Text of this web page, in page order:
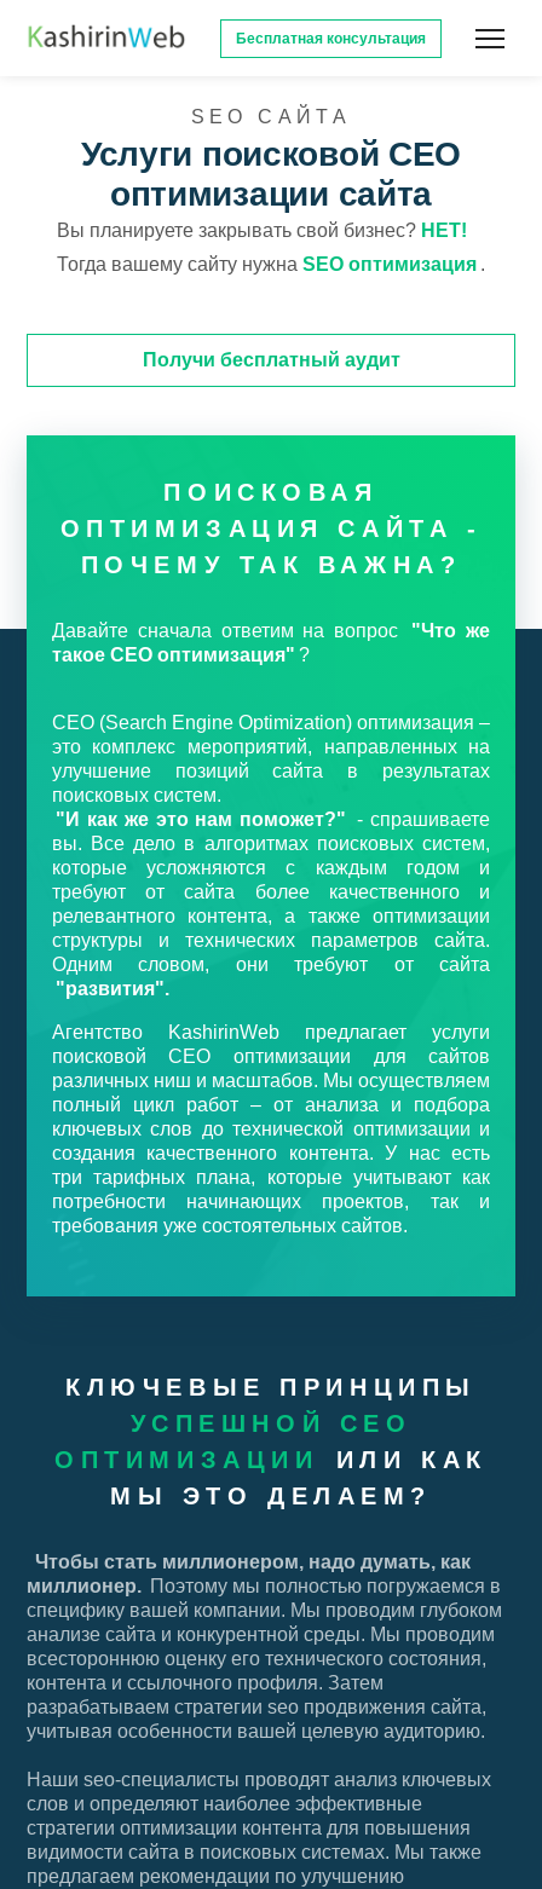
Бесплатная консультация
SEO САЙТА
Услуги поисковой СЕО
оптимизации сайта
Вы планируете закрывать свой бизнес? НЕТ!
Тогда вашему сайту нужна SEO оптимизация .
Получи бесплатный аудит
ПОИСКОВАЯ
ОПТИМИЗАЦИЯ САЙТА -
ПОЧЕМУ ТАК ВАЖНА?
Давайте сначала ответим на вопрос
"Что же
такое СЕО оптимизация" ?
СЕО (Search Engine Optimization) оптимизация –
это комплекс мероприятий, направленных на
улучшение позиций сайта в результатах
поисковых систем.
"И как же это нам поможет?" - спрашиваете
вы. Все дело в алгоритмах поисковых систем,
которые усложняются с каждым годом и
требуют от сайта более качественного и
релевантного контента, а также оптимизации
структуры и технических параметров сайта.
Одним словом, они требуют от сайта
"развития".
Агентство KashirinWeb предлагает услуги
поисковой СЕО оптимизации для сайтов
различных ниш и масштабов. Мы осуществляем
полный цикл работ – от анализа и подбора
ключевых слов до технической оптимизации и
создания качественного контента. У нас есть
три тарифных плана, которые учитывают как
потребности начинающих проектов, так и
требования уже состоятельных сайтов.
КЛЮЧЕВЫЕ ПРИНЦИПЫ
УСПЕШНОЙ СЕО
ОПТИМИЗАЦИИ
ИЛИ КАК
МЫ ЭТО ДЕЛАЕМ?
Чтобы стать миллионером, надо думать, как
миллионер. Поэтому мы полностью погружаемся в
специфику вашей компании. Мы проводим глубоком
анализе сайта и конкурентной среды. Мы проводим
всестороннюю оценку его технического состояния,
контента и ссылочного профиля. Затем
разрабатываем стратегии seo продвижения сайта,
учитывая особенности вашей целевую аудиторию.
Наши seo-специалисты проводят анализ ключевых
слов и определяют наиболее эффективные
стратегии оптимизации контента для повышения
видимости сайта в поисковых системах. Мы также
предлагаем рекомендации по улучшению